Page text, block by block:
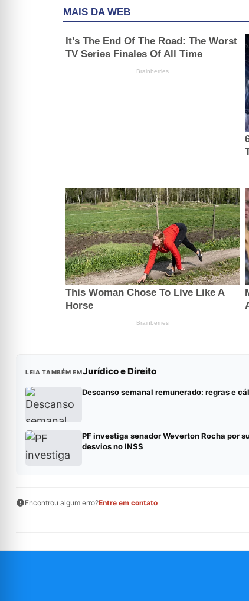
LEIA TAMBÉM EMJurídico e Direito
Descanso semanal remunerado: regras e
PF investiga senador Weverton Rocha por
desvios no INSS
Encontrou algum erro?Entre em contato